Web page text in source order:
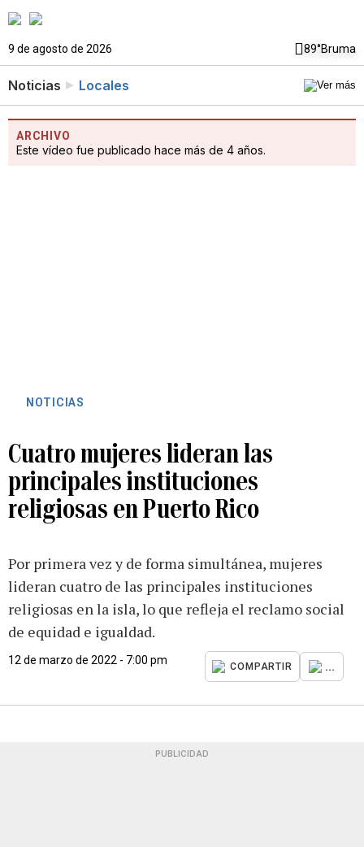
9 de agosto de 2026 89°Bruma
Noticias Locales
ARCHIVO
Este vídeo fue publicado hace más de 4 años.
NOTICIAS
Cuatro mujeres lideran las
principales instituciones
religiosas en Puerto Rico
Por primera vez y de forma simultánea, mujeres
lideran cuatro de las principales instituciones
religiosas en la isla, lo que refleja el reclamo social
de equidad e igualdad.
12 de marzo de 2022 - 7:00 pm
COMPARTIR ...
PUBLICIDAD